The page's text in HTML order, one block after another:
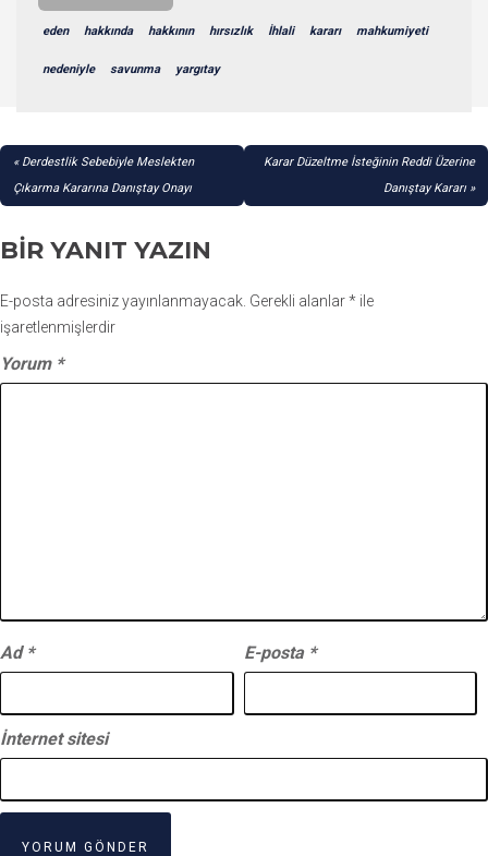
eden hakkında hakkının hırsızlık İhlali kararı mahkumiyeti
nedeniyle savunma yargıtay
YAZI
GEZINMESI
Derdestlik Sebebiyle Meslekten
Çıkarma Kararına Danıştay Onayı
Karar Düzeltme İsteğinin Reddi Üzerine
Danıştay Kararı
BIR YANIT YAZIN
E-posta adresiniz yayınlanmayacak. Gerekli alanlar* ile
işaretlenmişlerdir
Yorum *
Ad * E-posta *
İnternet sitesi